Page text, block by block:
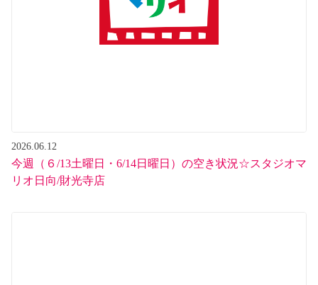
2026.06.12
今週（６/13土曜日・6/14日曜日）の空き状況☆スタジオマ
リオ日向/財光寺店